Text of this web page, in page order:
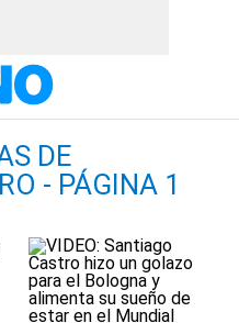
DE
- PÁGINA 1